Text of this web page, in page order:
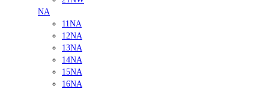
NA
11NA
12NA
13NA
14NA
15NA
16NA